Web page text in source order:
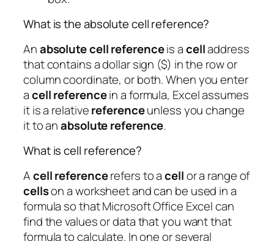
What is the absolute cell reference?
Anabsolute cell referenceis acelladdress
that contains a dollar sign ($) in the row or
column coordinate, or both. When you enter
acell referencein a formula, Excel assumes
it is a relativereferenceunless you change
it to anabsolute reference.
What is cell reference?
Acell referencerefers to acellor a range of
cellson a worksheet and can be used in a
formula so that Microsoft Office Excel can
find the values or data that you want that
formula to calculate. In one or several